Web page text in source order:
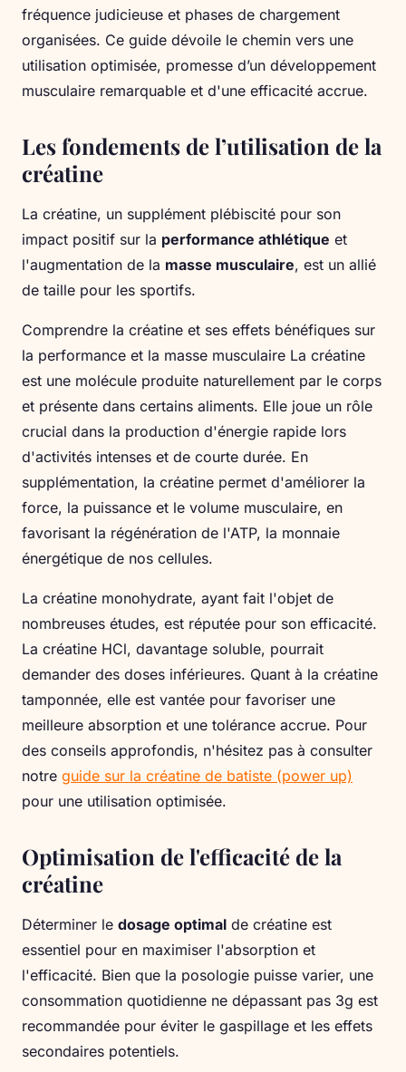
fréquence judicieuse et phases de chargement
organisées. Ce guide dévoile le chemin vers une
utilisation optimisée, promesse d’un développement
musculaire remarquable et d'une efficacité accrue.
Les fondements de l’utilisation de la
créatine
La créatine, un supplément plébiscité pour son
impact positif sur la performance athlétique et
l'augmentation de la masse musculaire, est un allié
de taille pour les sportifs.
Comprendre la créatine et ses effets bénéfiques sur
la performance et la masse musculaire La créatine
est une molécule produite naturellement par le corps
et présente dans certains aliments. Elle joue un rôle
crucial dans la production d'énergie rapide lors
d'activités intenses et de courte durée. En
supplémentation, la créatine permet d'améliorer la
force, la puissance et le volume musculaire, en
favorisant la régénération de l'ATP, la monnaie
énergétique de nos cellules.
La créatine monohydrate, ayant fait l'objet de
nombreuses études, est réputée pour son efficacité.
La créatine HCl, davantage soluble, pourrait
demander des doses inférieures. Quant à la créatine
tamponnée, elle est vantée pour favoriser une
meilleure absorption et une tolérance accrue. Pour
des conseils approfondis, n'hésitez pas à consulter
notre guide sur la créatine de batiste (power up)
pour une utilisation optimisée.
Optimisation de l'efficacité de la
créatine
Déterminer le dosage optimal de créatine est
essentiel pour en maximiser l'absorption et
l'efficacité. Bien que la posologie puisse varier, une
consommation quotidienne ne dépassant pas 3g est
recommandée pour éviter le gaspillage et les effets
secondaires potentiels.